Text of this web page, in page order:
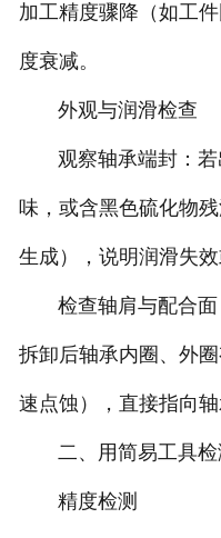
加工精度骤降（如工
度衰减。
外观与润滑检查
观察轴承端封：若
味，或含黑色硫化物
生成），说明润滑失效
检查轴肩与配合面
拆卸后轴承内圈、外
速点蚀），直接指向轴
二、用简易工具检
精度检测